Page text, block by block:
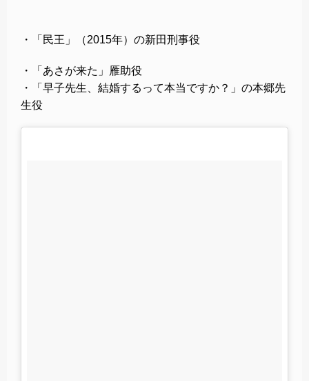
・「民王」（2015年）の新田刑事役
・「あさが来た」雁助役
・「早子先生、結婚するって本当ですか？」の本郷先
生役